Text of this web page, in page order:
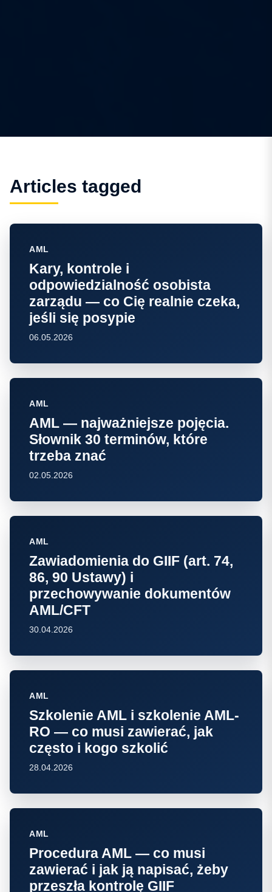
Articles tagged
AML
Kary, kontrole i
odpowiedzialność osobista
zarządu — co Cię realnie czeka,
jeśli się posypie
06.05.2026
AML
AML — najważniejsze pojęcia.
Słownik 30 terminów, które
trzeba znać
02.05.2026
AML
Zawiadomienia do GIIF (art. 74,
86, 90 Ustawy) i
przechowywanie dokumentów
AML/CFT
30.04.2026
AML
Szkolenie AML i szkolenie AML-
RO — co musi zawierać, jak
często i kogo szkolić
28.04.2026
AML
Procedura AML — co musi
zawierać i jak ją napisać, żeby
przeszła kontrolę GIIF